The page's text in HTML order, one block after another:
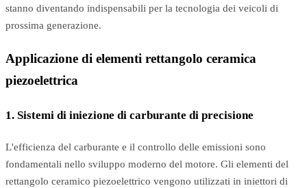
stanno diventando indispensabili per la tecnologia dei veicoli di
prossima generazione.
Applicazione di elementi rettangolo ceramica
piezoelettrica
1. Sistemi di iniezione di carburante di precisione
L'efficienza del carburante e il controllo delle emissioni sono
fondamentali nello sviluppo moderno del motore. Gli elementi del
rettangolo ceramico piezoelettrico vengono utilizzati in iniettori di